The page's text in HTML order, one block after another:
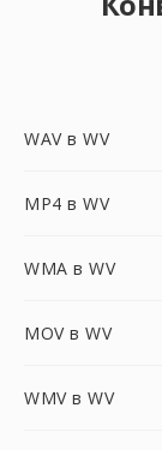
WAV в WV
MP4 в WV
WMA в WV
MOV в WV
WMV в WV